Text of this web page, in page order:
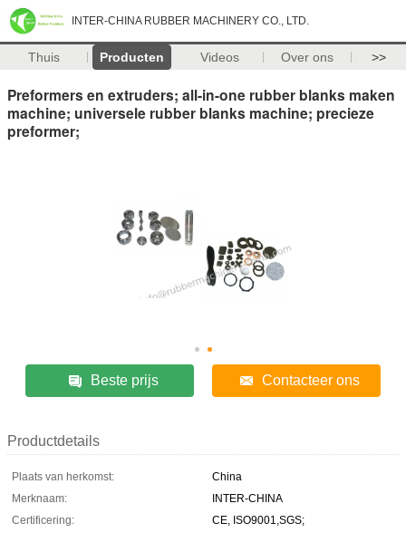
INTER-CHINA RUBBER MACHINERY CO., LTD.
Thuis Producten Videos Over ons >>
Preformers en extruders; all-in-one rubber blanks maken
machine; universele rubber blanks machine; precieze
preformer;
Beste prijs Contacteer ons
Productdetails
Plaats van herkomst:
China
Merknaam:
INTER-CHINA
Certificering:
CE, ISO9001,SGS;